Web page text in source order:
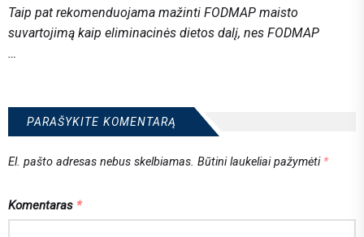
Taip pat rekomenduojama mažinti FODMAP maisto
suvartojimą kaip eliminacinės dietos dalį, nes FODMAP
…
PARAŠYKITE KOMENTARĄ
El. pašto adresas nebus skelbiamas. Būtini laukeliai pažymėti *
Komentaras *